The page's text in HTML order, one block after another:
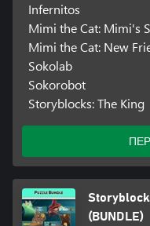
Infernitos
Mimi the Cat: Mimi's
Mimi the Cat: New
Sokolab
Sokorobot
Storyblocks: The King
(BUNDLE)